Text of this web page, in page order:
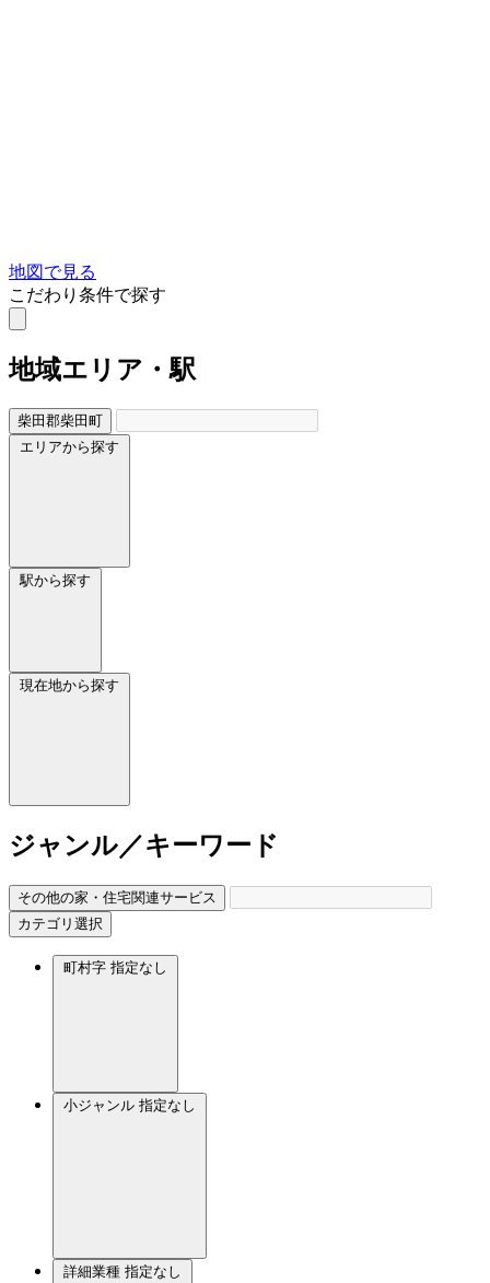
地図で見る
こだわり条件で探す
地域エリア・駅
柴田郡柴田町
エリアから探す
駅から探す
現在地から探す
ジャンル／キーワード
その他の家・住宅関連サービス
カテゴリ選択
町村字 指定なし
小ジャンル 指定なし
詳細業種 指定なし